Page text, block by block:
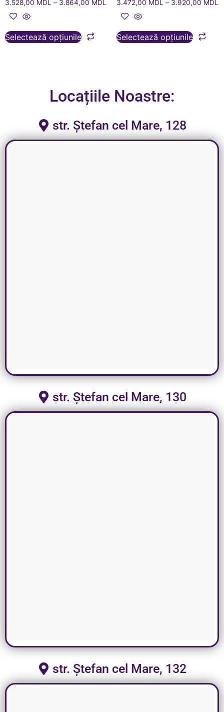
3.528,00 MDL – 3.864,00 MDL
Selectează opțiunile
3.472,00 MDL – 3.920,00 MDL
Selectează opțiunile
Locațiile Noastre:
str. Ștefan cel Mare, 128
str. Ștefan cel Mare, 130
str. Ștefan cel Mare, 132